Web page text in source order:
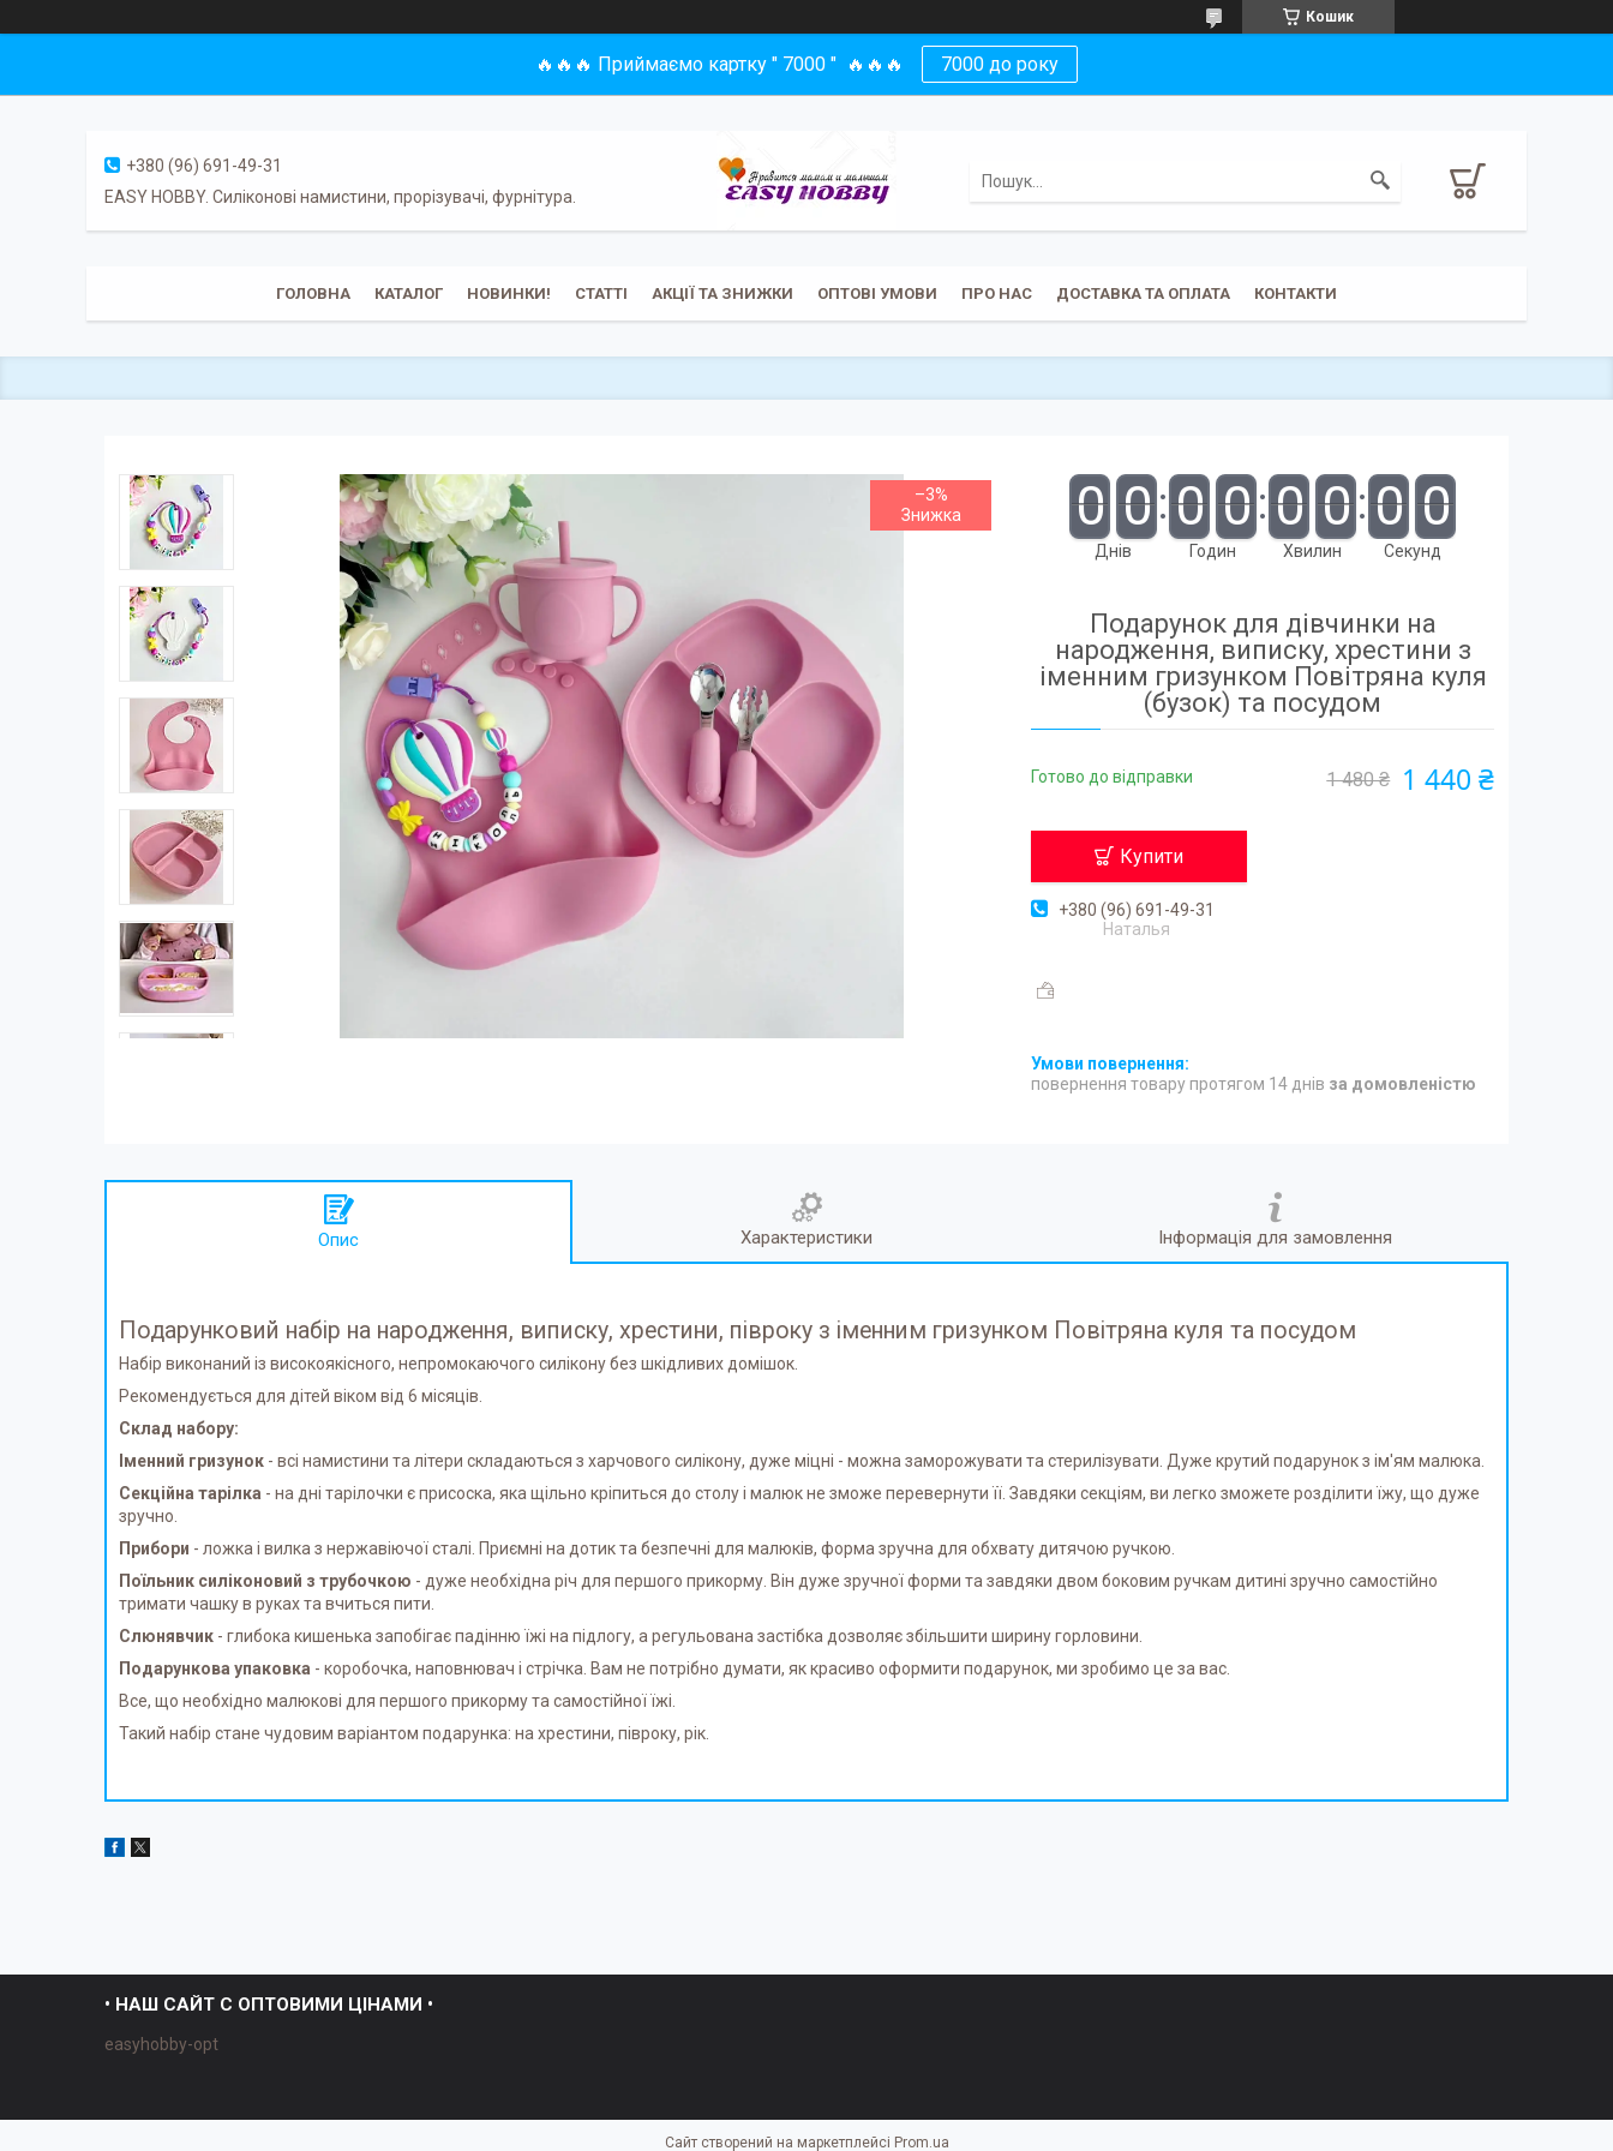
Кошик
🔥🔥🔥 Приймаємо картку " 7000 " 🔥🔥🔥 7000 до року
+380 (96) 691-49-31
EASY HOBBY. Силіконові намистини, прорізувачі, фурнітура.
ГОЛОВНА КАТАЛОГ НОВИНКИ! СТАТТІ АКЦІЇ ТА ЗНИЖКИ ОПТОВІ УМОВИ ПРО НАС ДОСТАВКА ТА ОПЛАТА КОНТАКТИ
–3% 0 0
Днів
0 0
Годин
0 0
Хвилин
0 0
Секунд
Подарунок для дівчинки на
народження, виписку, хрестини з
іменним гризунком Повітряна куля
(бузок) та посудом
Готово до відправки 1 480 ₴ 1 440 ₴
Купити
+380 (96) 691-49-31
Наталья
повернення товару протягом 14 днів за домовленістю
Опис Характеристики Інформація для замовлення
Подарунковий набір на народження, виписку, хрестини, півроку з іменним гризунком Повітряна куля та посудом
Набір виконаний із високоякісного, непромокаючого силікону без шкідливих домішок.
Рекомендується для дітей віком від 6 місяців.
Склад набору:
Іменний гризунок - всі намистини та літери складаються з харчового силікону, дуже міцні - можна заморожувати та стерилізувати. Дуже крутий подарунок з ім'ям малюка.
Секційна тарілка - на дні тарілочки є присоска, яка щільно кріпиться до столу і малюк не зможе перевернути її. Завдяки секціям, ви легко зможете розділити їжу, що дуже
зручно.
Прибори - ложка і вилка з нержавіючої сталі. Приємні на дотик та безпечні для малюків, форма зручна для обхвату дитячою ручкою.
Поїльник силіконовий з трубочкою - дуже необхідна річ для першого прикорму. Він дуже зручної форми та завдяки двом боковим ручкам дитині зручно самостійно
тримати чашку в руках та вчиться пити.
Слюнявчик - глибока кишенька запобігає падінню їжі на підлогу, а регульована застібка дозволяє збільшити ширину горловини.
Подарункова упаковка - коробочка, наповнювач і стрічка. Вам не потрібно думати, як красиво оформити подарунок, ми зробимо це за вас.
Все, що необхідно малюкові для першого прикорму та самостійної їжі.
Такий набір стане чудовим варіантом подарунка: на хрестини, півроку, рік.
• НАШ САЙТ С ОПТОВИМИ ЦІНАМИ •
easyhobby-opt
Сайт створений на маркетплейсі Prom.ua